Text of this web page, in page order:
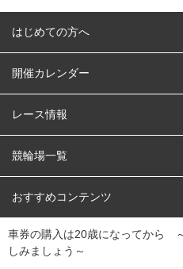
はじめての方へ
はじめての方へ
開催カレンダー
競輪
オートレース
競輪くじ
Dokanto!
レース情報
レース予想
レース結果
キャリーオーバー一覧
競輪場一覧
北日本 函館競輪場
関
東
弥彦競輪場 前橋競輪場
おすすめコンテンツ
競輪選手情報
車券の購入は20歳になってから
しみましょう～